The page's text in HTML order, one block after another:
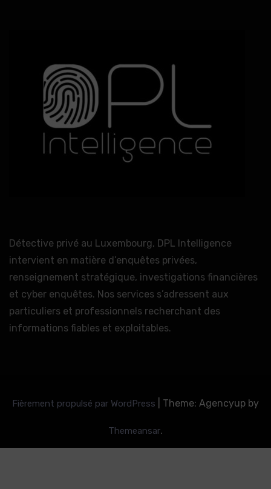
Détective privé au Luxembourg, DPL Intelligence
intervient en matière d’enquêtes privées,
renseignement stratégique, investigations financières
et cyber enquêtes. Nos services s’adressent aux
particuliers et professionnels recherchant des
informations fiables et exploitables.
Fièrement propulsé par WordPress Theme: Agencyup by
Themeansar.